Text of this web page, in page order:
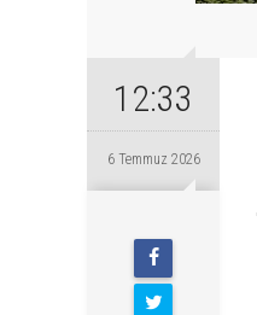
12:33
6 Temmuz 2026